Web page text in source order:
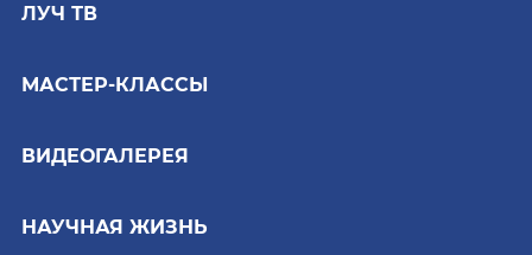
ЛУЧ ТВ
МАСТЕР-КЛАССЫ
ВИДЕОГАЛЕРЕЯ
НАУЧНАЯ ЖИЗНЬ